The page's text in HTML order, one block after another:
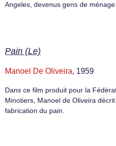
Angeles, devenus gens de
Pain (Le)
Manoel De Oliveira, 1959
Dans ce film produit pour la
Minotiers, Manoel de Oliveira
fabrication du pain.